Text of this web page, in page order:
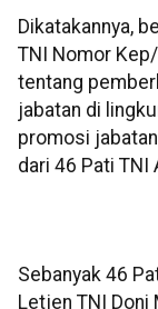
Dikatakannya,
TNI Nomor
tentang
jabatan di
promosi
dari 46 Pati TNI
Sebanyak 46
Letjen TNI Doni